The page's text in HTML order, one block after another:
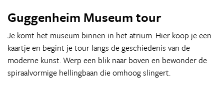
Guggenheim Museum tour
Je komt het museum binnen in het atrium. Hier koop je een
kaartje en begint je tour langs de geschiedenis van de
moderne kunst. Werp een blik naar boven en bewonder de
spiraalvormige hellingbaan die omhoog slingert.